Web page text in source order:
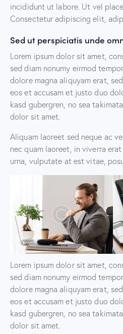
incididunt ut labore. Ut vel
Consectetur adipiscing elit,
Sed ut perspiciatis unde
Lorem ipsum dolor sit amet,
sed diam nonumy eirmod
dolore magna aliquyam erat,
eos et accusam et justo duo
kasd gubergren, no sea
dolor sit amet.
Aliquam laoreet sed neque ac
nec quam laoreet, in viverra
urna, vulputate at est vitae,
Lorem ipsum dolor sit amet,
sed diam nonumy eirmod
dolore magna aliquyam erat,
eos et accusam et justo duo
kasd gubergren, no sea
dolor sit amet.